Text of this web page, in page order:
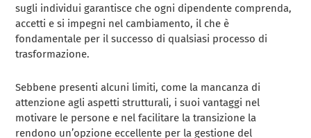
sugli individui garantisce che ogni dipendente comprenda,
accetti e si impegni nel cambiamento, il che è
fondamentale per il successo di qualsiasi processo di
trasformazione.
Sebbene presenti alcuni limiti, come la mancanza di
attenzione agli aspetti strutturali, i suoi vantaggi nel
motivare le persone e nel facilitare la transizione la
rendono un’opzione eccellente per la gestione del